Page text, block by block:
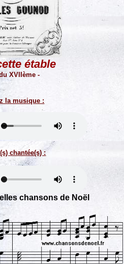
étable
XVIIème -
la musique :
chantée(s) :
chansons de Noël